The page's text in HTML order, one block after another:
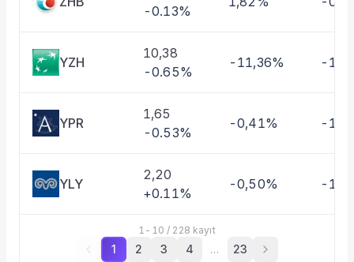
-0.13%
YZH
10,38
-0.65%
-11,36% -
YPR
1,65
-0.53%
-0,41% -
YLY
2,20
+0.11%
-0,50% -
1 - 10 / 228 kayıt
1 2 3 4 … 23